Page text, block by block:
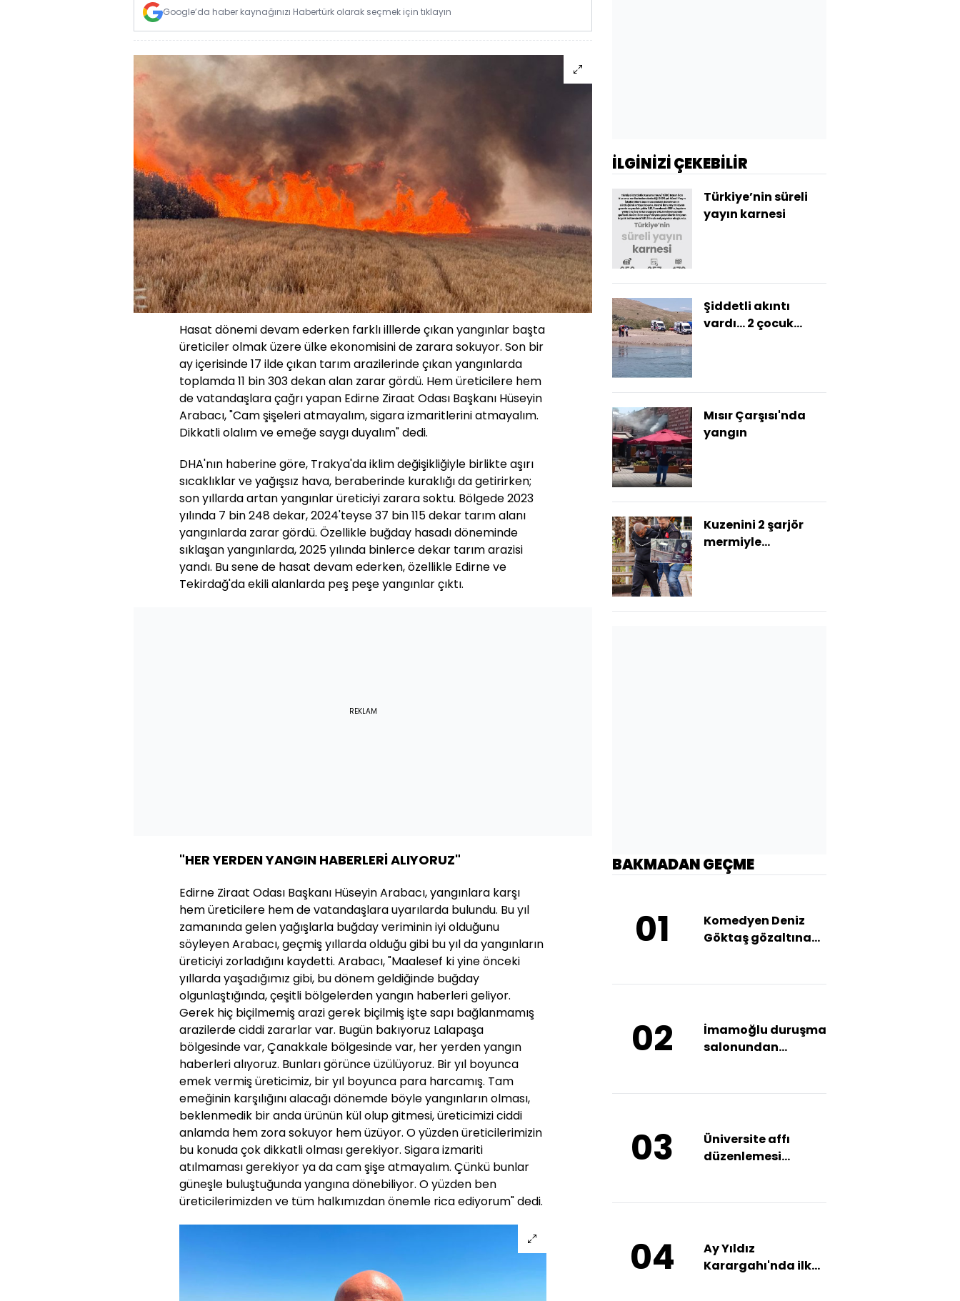
Google’da haber kaynağınızı Habertürk olarak seçmek için tıklayın
Hasat dönemi devam ederken farklı illlerde çıkan yangınlar başta
üreticiler olmak üzere ülke ekonomisini de zarara sokuyor. Son bir
ay içerisinde 17 ilde çıkan tarım arazilerinde çıkan yangınlarda
toplamda 11 bin 303 dekan alan zarar gördü. Hem üreticilere hem
de vatandaşlara çağrı yapan Edirne Ziraat Odası Başkanı Hüseyin
Arabacı, "Cam şişeleri atmayalım, sigara izmaritlerini atmayalım.
Dikkatli olalım ve emeğe saygı duyalım" dedi.
DHA'nın haberine göre, Trakya'da iklim değişikliğiyle birlikte aşırı
sıcaklıklar ve yağışsız hava, beraberinde kuraklığı da getirirken;
son yıllarda artan yangınlar üreticiyi zarara soktu. Bölgede 2023
yılında 7 bin 248 dekar, 2024'teyse 37 bin 115 dekar tarım alanı
yangınlarda zarar gördü. Özellikle buğday hasadı döneminde
sıklaşan yangınlarda, 2025 yılında binlerce dekar tarım arazisi
yandı. Bu sene de hasat devam ederken, özellikle Edirne ve
Tekirdağ'da ekili alanlarda peş peşe yangınlar çıktı.
REKLAM
"HER YERDEN YANGIN HABERLERİ ALIYORUZ"
Edirne Ziraat Odası Başkanı Hüseyin Arabacı, yangınlara karşı
hem üreticilere hem de vatandaşlara uyarılarda bulundu. Bu yıl
zamanında gelen yağışlarla buğday veriminin iyi olduğunu
söyleyen Arabacı, geçmiş yıllarda olduğu gibi bu yıl da yangınların
üreticiyi zorladığını kaydetti. Arabacı, "Maalesef ki yine önceki
yıllarda yaşadığımız gibi, bu dönem geldiğinde buğday
olgunlaştığında, çeşitli bölgelerden yangın haberleri geliyor.
Gerek hiç biçilmemiş arazi gerek biçilmiş işte sapı bağlanmamış
arazilerde ciddi zararlar var. Bugün bakıyoruz Lalapaşa
bölgesinde var, Çanakkale bölgesinde var, her yerden yangın
haberleri alıyoruz. Bunları görünce üzülüyoruz. Bir yıl boyunca
emek vermiş üreticimiz, bir yıl boyunca para harcamış. Tam
emeğinin karşılığını alacağı dönemde böyle yangınların olması,
beklenmedik bir anda ürünün kül olup gitmesi, üreticimizi ciddi
anlamda hem zora sokuyor hem üzüyor. O yüzden üreticilerimizin
bu konuda çok dikkatli olması gerekiyor. Sigara izmariti
atılmaması gerekiyor ya da cam şişe atmayalım. Çünkü bunlar
güneşle buluştuğunda yangına dönebiliyor. O yüzden ben
üreticilerimizden ve tüm halkımızdan önemle rica ediyorum" dedi.
İLGİNİZİ ÇEKEBİLİR
Türkiye’nin süreli
yayın karnesi
Şiddetli akıntı
vardı... 2 çocuk
Mısır Çarşısı'nda
yangın
Kuzenini 2 şarjör
mermiyle
BAKMADAN GEÇME
01
Komedyen Deniz
Göktaş gözaltına
02
İmamoğlu duruşma
salonundan
03
Üniversite affı
düzenlemesi
04
Ay Yıldız
Karargahı'nda ilk